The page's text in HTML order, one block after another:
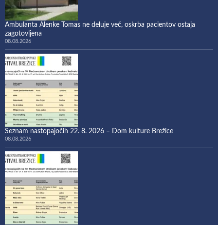
Ambulanta Alenke Tomas ne deluje več, oskrba pacientov ostaja
zagotovljena
08.08.2026
Seznam nastopajočih 22. 8. 2026 – Dom kulture Brežice
08.08.2026